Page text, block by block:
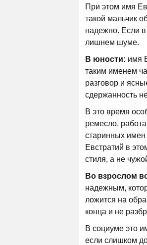
При этом имя
такой мальчик
надежно. Если в
лишнем шуме.
В юности: имя
таким именем
разговор и
сдержанность
В это время
ремесло,
старинных имен
Евстратий в
стиля, а не
Во взрослом
надежным,
ложится на
конца и не
В социуме это
если слишком